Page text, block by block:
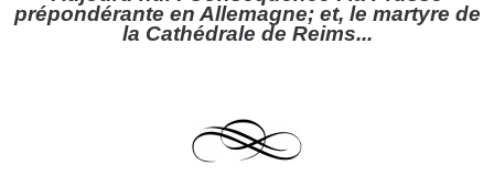
prépondérante en Allemagne; et, le martyre de
la Cathédrale de Reims...